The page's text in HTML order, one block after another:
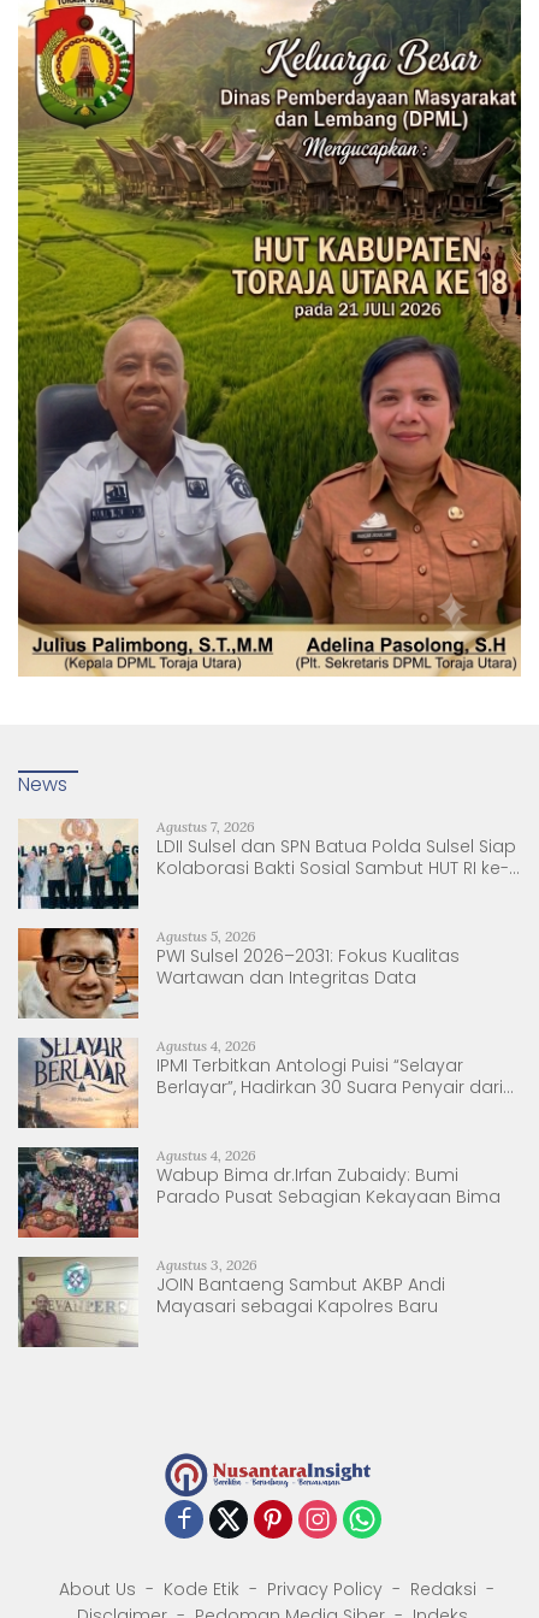
News
Agustus 7, 2026
LDII Sulsel dan SPN Batua Polda Sulsel Siap
Kolaborasi Bakti Sosial Sambut HUT RI ke-
Agustus 5, 2026
PWI Sulsel 2026–2031: Fokus Kualitas
Wartawan dan Integritas Data
Agustus 4, 2026
IPMI Terbitkan Antologi Puisi “Selayar
Berlayar”, Hadirkan 30 Suara Penyair dari
Agustus 4, 2026
Wabup Bima dr.Irfan Zubaidy: Bumi
Parado Pusat Sebagian Kekayaan Bima
Agustus 3, 2026
JOIN Bantaeng Sambut AKBP Andi
Mayasari sebagai Kapolres Baru
About Us Kode Etik Privacy Policy
Redaksi